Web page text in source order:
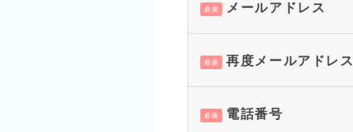
必須 メールアドレス
必須 再度メールアドレス
必須 電話番号